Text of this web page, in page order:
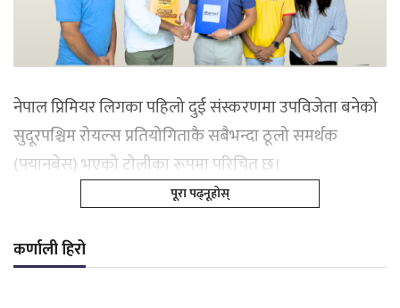
नेपाल प्रिमियर लिगका पहिलो दुई संस्करणमा उपविजेता बनेको
सुदूरपश्चिम रोयल्स प्रतियोगिताकै सबैभन्दा ठूलो समर्थक
(फ्यानबेस) भएको टोलीका रूपमा परिचित छ।
पूरा पढ्नूहोस्
कर्णाली हिरो